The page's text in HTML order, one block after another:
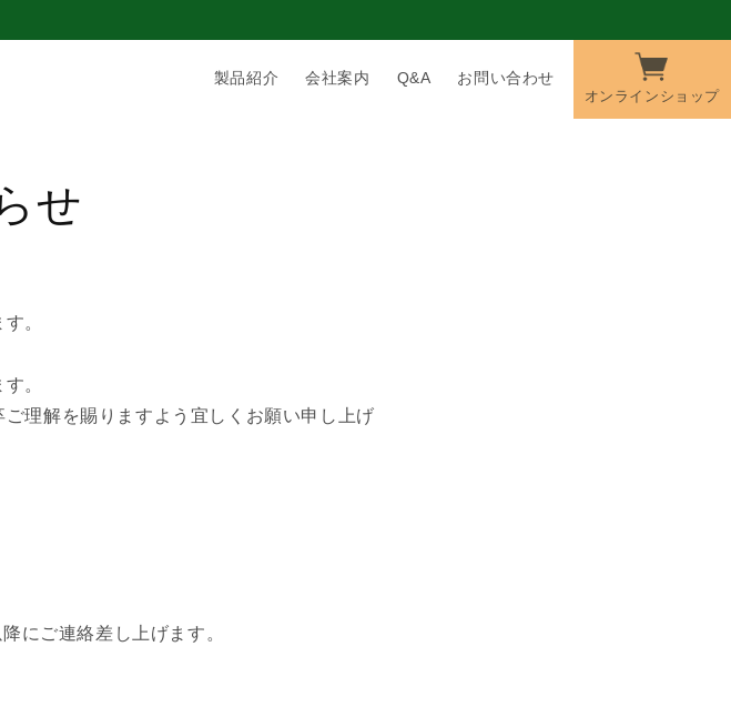
製品紹介 会社案内 Q&A お問い合わせ
オンラインショップ
せ
。
。
理解を賜りますよう宜しくお願い申し上げ
にご連絡差し上げます。